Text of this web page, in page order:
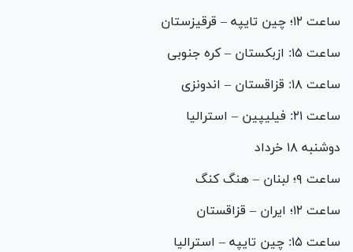
ساعت ۱۲؛ چین تایپه – قرقیزستان
ساعت ۱۵: ازبکستان – کره جنوبی
ساعت ۱۸: قزاقستان – اندونزی
ساعت ۲۱: فیلیپین – استرالیا
دوشنبه ۱۸ خرداد
ساعت ۹؛ لبنان – هنگ کنگ
ساعت ۱۲؛ ایران – قزاقستان
ساعت ۱۵: چین تایپه – استرالیا